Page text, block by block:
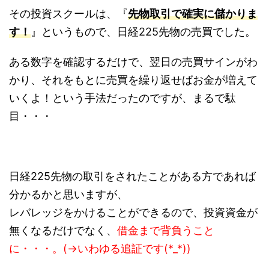
その投資スクールは、『先物取引で確実に儲かりま
す！ 』というもので、日経225先物の売買でした。
ある数字を確認するだけで、翌日の売買サインがわ
かり、それをもとに売買を繰り返せばお金が増えて
いくよ！という手法だったのですが、まるで駄
目・・・
日経225先物の取引をされたことがある方であれば
分かるかと思いますが、
レバレッジをかけることができるので、投資資金が
無くなるだけでなく、 借金まで背負うこと
に・・・。(→いわゆる追証です(*_*))